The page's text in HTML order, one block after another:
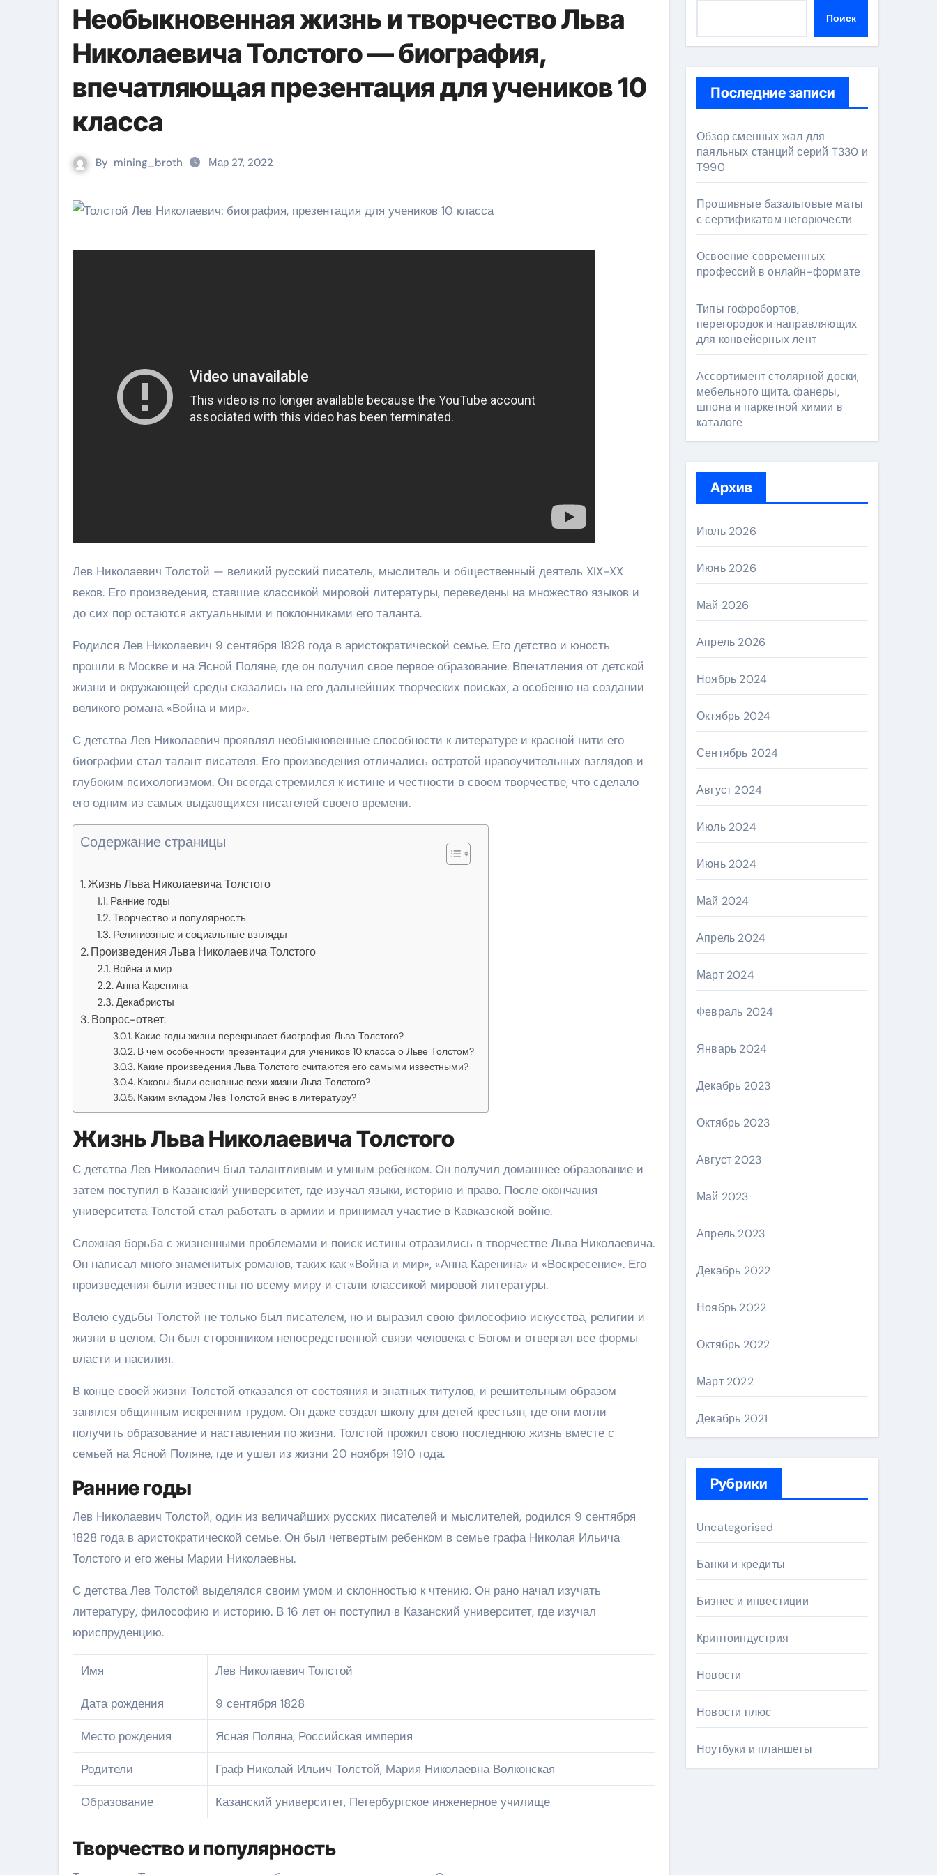
Необыкновенная жизнь и творчество Льва
Николаевича Толстого — биография,
впечатляющая презентация для учеников 10
класса
By mining_broth Мар 27, 2022
Лев Николаевич Толстой — великий русский писатель, мыслитель и общественный деятель XIX-XX
веков. Его произведения, ставшие классикой мировой литературы, переведены на множество языков и
до сих пор остаются актуальными и поклонниками его таланта.
Родился Лев Николаевич 9 сентября 1828 года в аристократической семье. Его детство и юность
прошли в Москве и на Ясной Поляне, где он получил свое первое образование. Впечатления от детской
жизни и окружающей среды сказались на его дальнейших творческих поисках, а особенно на создании
великого романа «Война и мир».
С детства Лев Николаевич проявлял необыкновенные способности к литературе и красной нити его
биографии стал талант писателя. Его произведения отличались остротой нравоучительных взглядов и
глубоким психологизмом. Он всегда стремился к истине и честности в своем творчестве, что сделало
его одним из самых выдающихся писателей своего времени.
Содержание страницы
Жизнь Льва Николаевича Толстого
Ранние годы
Творчество и популярность
Религиозные и социальные взгляды
Произведения Льва Николаевича Толстого
Война и мир
Анна Каренина
Декабристы
Вопрос-ответ:
Какие годы жизни перекрывает биография Льва Толстого?
В чем особенности презентации для учеников 10 класса о Льве Толстом?
Какие произведения Льва Толстого считаются его самыми известными?
Каковы были основные вехи жизни Льва Толстого?
Каким вкладом Лев Толстой внес в литературу?
Жизнь Льва Николаевича Толстого
С детства Лев Николаевич был талантливым и умным ребенком. Он получил домашнее образование и
затем поступил в Казанский университет, где изучал языки, историю и право. После окончания
университета Толстой стал работать в армии и принимал участие в Кавказской войне.
Сложная борьба с жизненными проблемами и поиск истины отразились в творчестве Льва Николаевича.
Он написал много знаменитых романов, таких как «Война и мир», «Анна Каренина» и «Воскресение». Его
произведения были известны по всему миру и стали классикой мировой литературы.
Волею судьбы Толстой не только был писателем, но и выразил свою философию искусства, религии и
жизни в целом. Он был сторонником непосредственной связи человека с Богом и отвергал все формы
власти и насилия.
В конце своей жизни Толстой отказался от состояния и знатных титулов, и решительным образом
занялся общинным искренним трудом. Он даже создал школу для детей крестьян, где они могли
получить образование и наставления по жизни. Толстой прожил свою последнюю жизнь вместе с
семьей на Ясной Поляне, где и ушел из жизни 20 ноября 1910 года.
Ранние годы
Лев Николаевич Толстой, один из величайших русских писателей и мыслителей, родился 9 сентября
1828 года в аристократической семье. Он был четвертым ребенком в семье графа Николая Ильича
Толстого и его жены Марии Николаевны.
С детства Лев Толстой выделялся своим умом и склонностью к чтению. Он рано начал изучать
литературу, философию и историю. В 16 лет он поступил в Казанский университет, где изучал
юриспруденцию.
Имя Лев Николаевич Толстой
Дата рождения 9 сентября 1828
Место рождения Ясная Поляна, Российская империя
Родители Граф Николай Ильич Толстой, Мария Николаевна Волконская
Образование Казанский университет, Петербургское инженерное училище
Творчество и популярность
Поиск
Последние записи
Обзор сменных жал для
паяльных станций серий T330 и
T990
Прошивные базальтовые маты
с сертификатом негорючести
Освоение современных
профессий в онлайн-формате
Типы гофробортов,
перегородок и направляющих
для конвейерных лент
Ассортимент столярной доски,
мебельного щита, фанеры,
шпона и паркетной химии в
каталоге
Архив
Июль 2026
Июнь 2026
Май 2026
Апрель 2026
Ноябрь 2024
Октябрь 2024
Сентябрь 2024
Август 2024
Июль 2024
Июнь 2024
Май 2024
Апрель 2024
Март 2024
Февраль 2024
Январь 2024
Декабрь 2023
Октябрь 2023
Август 2023
Май 2023
Апрель 2023
Декабрь 2022
Ноябрь 2022
Октябрь 2022
Март 2022
Декабрь 2021
Рубрики
Uncategorised
Банки и кредиты
Бизнес и инвестиции
Криптоиндустрия
Новости
Новости плюс
Ноутбуки и планшеты